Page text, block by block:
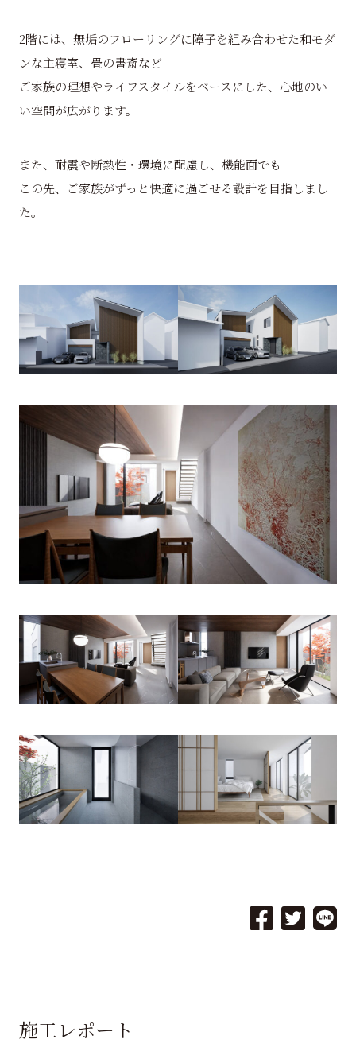
2階には、無垢のフローリングに障子を組み合わせた和モダ
ンな主寝室、畳の書斎など
ご家族の理想やライフスタイルをベースにした、心地のい
い空間が広がります。
また、耐震や断熱性・環境に配慮し、機能面でも
この先、ご家族がずっと快適に過ごせる設計を目指しまし
た。
施工レポート